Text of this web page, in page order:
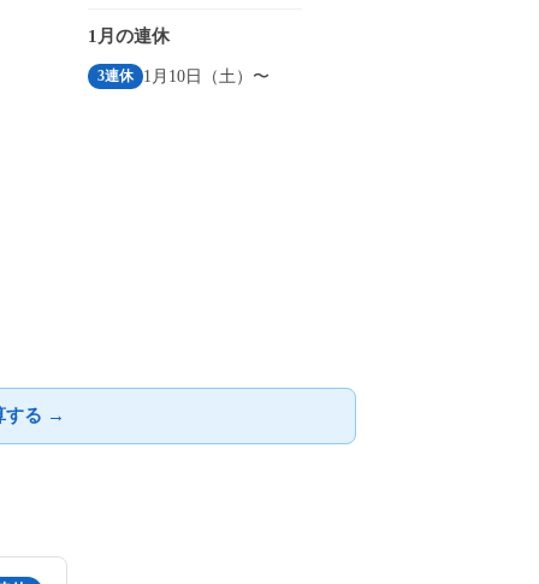
1月の連休
3連休 1月10日（土）〜
する →